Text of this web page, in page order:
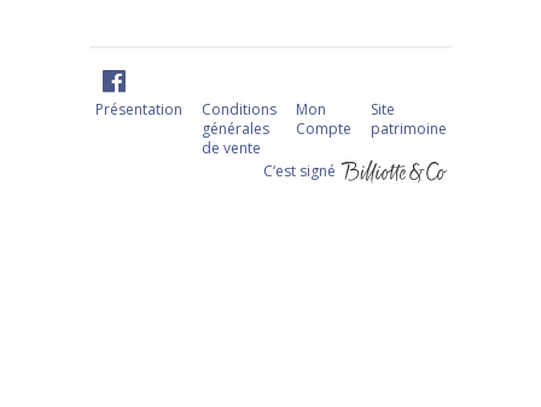
Présentation
Conditions
générales
de vente
Mon
Compte
Site
patrimoine
C‘est signé